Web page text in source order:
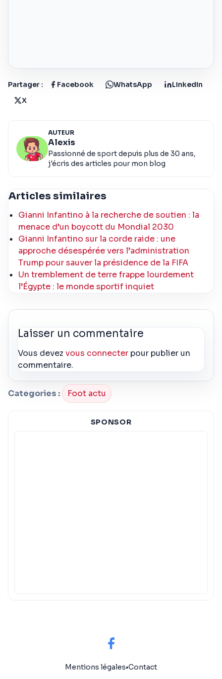
Partager : Facebook WhatsApp
LinkedIn
X
AUTEUR
Alexis
Passionné de sport depuis plus de 30 ans,
j'écris des articles pour mon blog
Articles similaires
Gianni Infantino à la recherche de soutien : la
menace d’un boycott du Mondial 2030
Gianni Infantino sur la corde raide : une
approche désespérée vers l’administration
Trump pour sauver la présidence de la FIFA
Un tremblement de terre frappe lourdement
l’Égypte : le monde sportif inquiet
Laisser un commentaire
Vous devezvous connecter pour publier un
commentaire.
Categories : Foot actu
SPONSOR
Mentions légales•Contact